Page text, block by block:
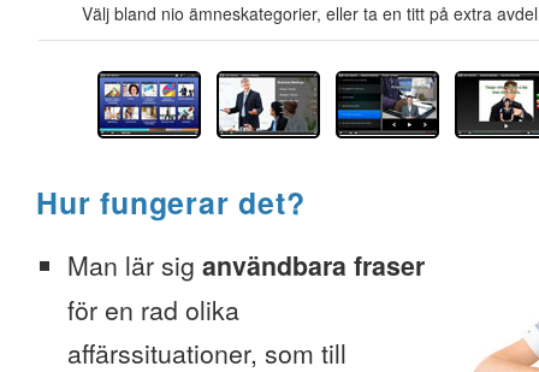
Välj bland nio ämneskategorier, eller ta en titt på extra
Hur fungerar det?
Man lär sig användbara fraser
för en rad olika
affärssituationer, som till